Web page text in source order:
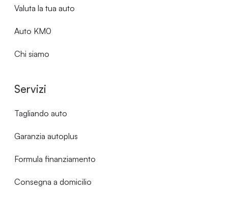
Valuta la tua auto
Auto KM0
Chi siamo
Servizi
Tagliando auto
Garanzia autoplus
Formula finanziamento
Consegna a domicilio